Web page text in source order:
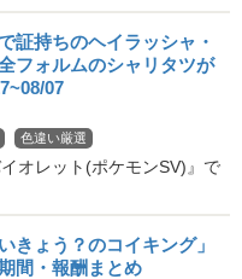
証持ちのヘイラッシャ・
フォルムのシャリタツが
07
色違い厳選
オレット(ポケモンSV)』で
きょう？のコイキング」
間・報酬まとめ